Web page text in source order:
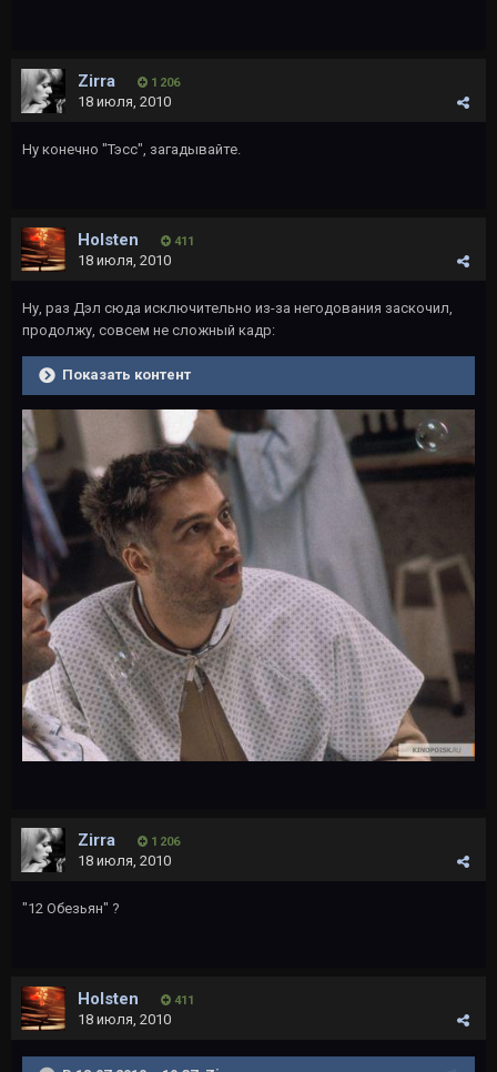
Zirra 1 206
18 июля, 2010
Ну конечно "Тэсс", загадывайте.
Holsten 411
18 июля, 2010
Ну, раз Дэл сюда исключительно из-за негодования заскочил,
продолжу, совсем не сложный кадр:
Показать контент
Zirra 1 206
18 июля, 2010
"12 Обезьян" ?
Holsten 411
18 июля, 2010